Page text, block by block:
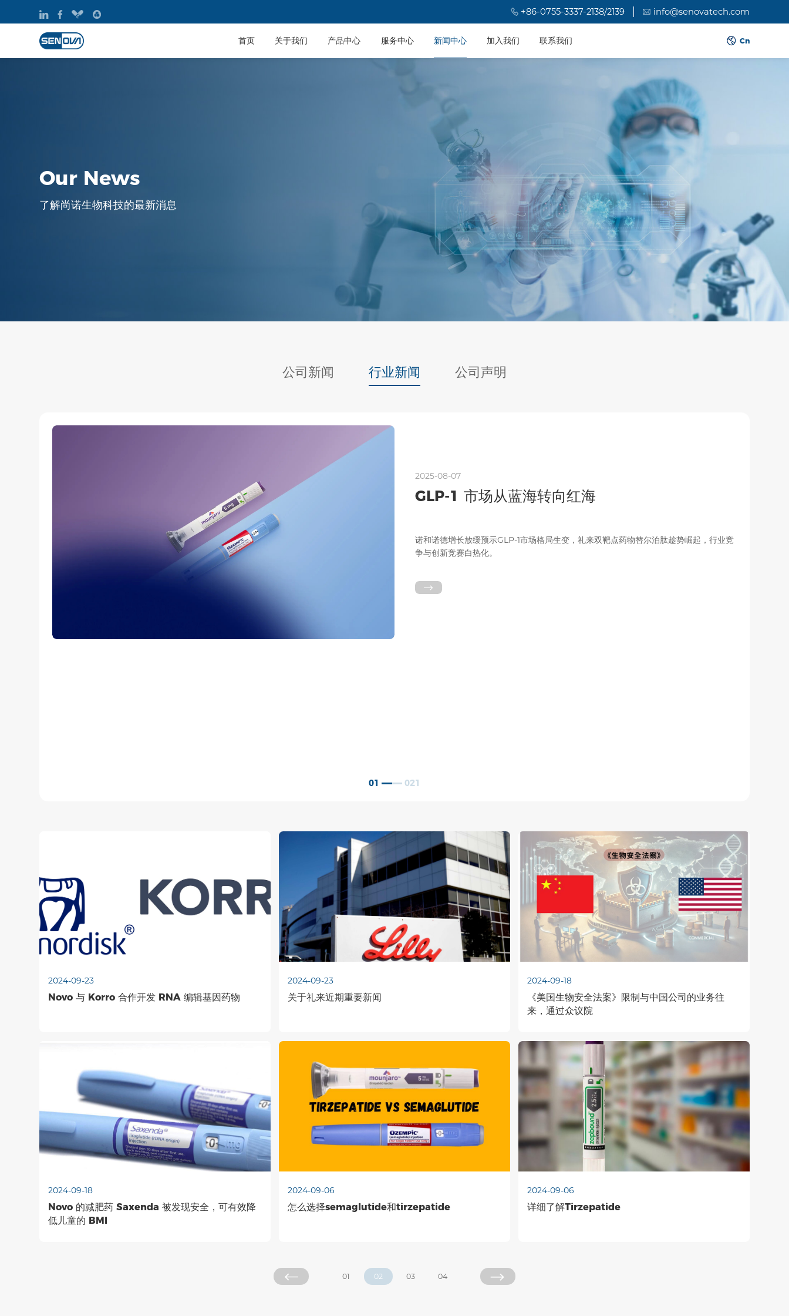
+86-0755-3337-2138/2139 info@senovatech.com
首页 关于我们 产品中心 服务中心 新闻中心 加入我们 联系我们 Cn
Our News
了解尚诺生物科技的最新消息
公司新闻 行业新闻 公司声明
2025-08-07
GLP-1 市场从蓝海转向红海
诺和诺德增长放缓预示GLP-1市场格局生变，礼来双靶点药物替尔泊肽趁势崛起，行业竞
争与创新竞赛白热化。
01 021
2024-09-23
Novo 与 Korro 合作开发 RNA 编辑基因药物
2024-09-23
关于礼来近期重要新闻
2024-09-18
《美国生物安全法案》限制与中国公司的业务往
来，通过众议院
2024-09-18
Novo 的减肥药 Saxenda 被发现安全，可有效降
低儿童的 BMI
2024-09-06
怎么选择semaglutide和tirzepatide
2024-09-06
详细了解Tirzepatide
01 02 03 04